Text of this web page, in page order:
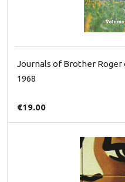
Journals of Brother Roger
1968
€19.00